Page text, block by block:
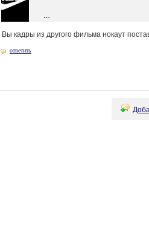
…
Вы кадры из другого фильма нокаут
ответить